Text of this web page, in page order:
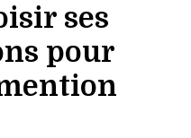
ses
pour